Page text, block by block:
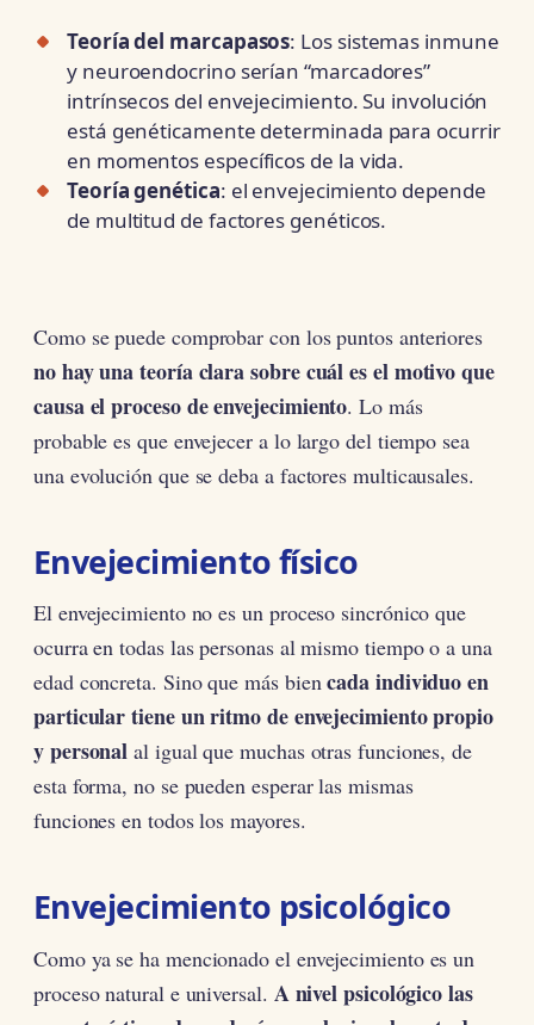
Teoría del marcapasos: Los sistemas inmune
y neuroendocrino serían “marcadores”
intrínsecos del envejecimiento. Su involución
está genéticamente determinada para ocurrir
en momentos específicos de la vida.
Teoría genética: el envejecimiento depende
de multitud de factores genéticos.
Como se puede comprobar con los puntos anteriores
no hay una teoría clara sobre cuál es el motivo que
causa el proceso de envejecimiento. Lo más
probable es que envejecer a lo largo del tiempo sea
una evolución que se deba a factores multicausales.
Envejecimiento físico
El envejecimiento no es un proceso sincrónico que
ocurra en todas las personas al mismo tiempo o a una
edad concreta. Sino que más biencada individuo en
particular tiene un ritmo de envejecimiento propio
y personal al igual que muchas otras funciones, de
esta forma, no se pueden esperar las mismas
funciones en todos los mayores.
Envejecimiento psicológico
Como ya se ha mencionado el envejecimiento es un
proceso natural e universal. A nivel psicológico las